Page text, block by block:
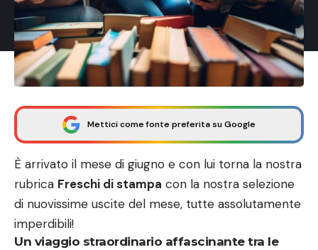
Mettici come fonte preferita su Google
È arrivato il mese di giugno e con lui torna la nostra
rubrica Freschi di stampa con la nostra selezione
di nuovissime uscite del mese, tutte assolutamente
imperdibili!
Un viaggio straordinario affascinante tra le